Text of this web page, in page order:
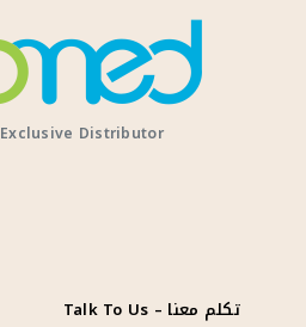
Exclusive Distributor موزع حصري
تكلم معنا – Talk To Us